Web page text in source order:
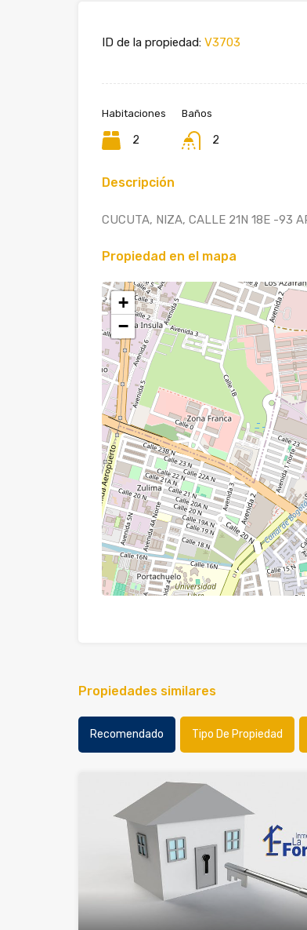
ID de la propiedad: V3703
Habitaciones
2
Baños
2
Descripción
CUCUTA, NIZA, CALLE 21N 18E -93
Propiedad en el mapa
+
−
Propiedades similares
Recomendado Tipo De Propiedad